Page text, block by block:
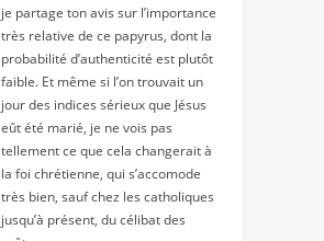
je partage ton avis sur l’importance
très relative de ce papyrus, dont la
probabilité d’authenticité est plutôt
faible. Et même si l’on trouvait un
jour des indices sérieux que Jésus
eût été marié, je ne vois pas
tellement ce que cela changerait à
la foi chrétienne, qui s’accomode
très bien, sauf chez les catholiques
jusqu’à présent, du célibat des